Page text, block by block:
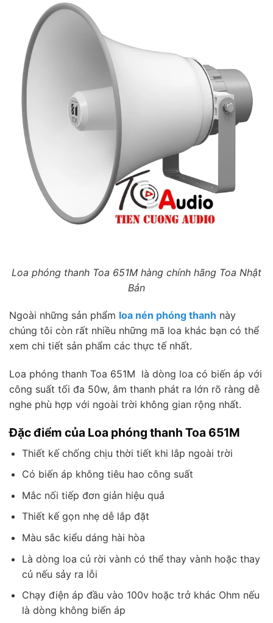
Loa phóng thanh Toa 651M hàng chính hãng Toa Nhật
Bản
Ngoài những sản phẩm loa nén phóng thanh này
chúng tôi còn rất nhiều những mã loa khác bạn có thể
xem chi tiết sản phẩm các thực tế nhất.
Loa phóng thanh Toa 651M là dòng loa có biến áp với
công suất tối đa 50w, âm thanh phát ra lớn rõ ràng dễ
nghe phù hợp với ngoài trời không gian rộng nhất.
Đặc điểm của Loa phóng thanh Toa 651M
Thiết kế chống chịu thời tiết khi lắp ngoài trời
Có biến áp không tiêu hao công suất
Mắc nối tiếp đơn giản hiệu quả
Thiết kế gọn nhẹ dễ lắp đặt
Màu sắc kiểu dáng hài hòa
Là dòng loa củ rời vành có thể thay vành hoặc thay
củ nếu sảy ra lỗi
Chạy điện áp đầu vào 100v hoặc trở khác Ohm nếu
là dòng không biến áp